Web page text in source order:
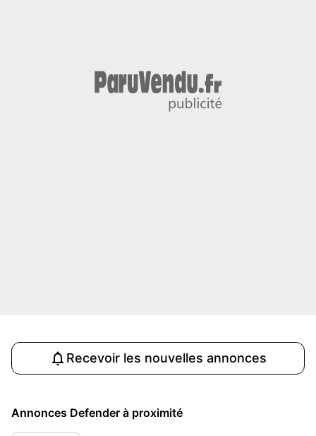
Recevoir les nouvelles annonces
Annonces Defender à proximité